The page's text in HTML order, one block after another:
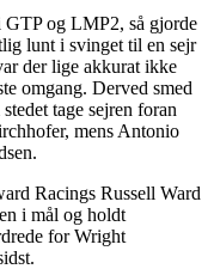
GTP og LMP2, så gjorde
lunt i svinget til en sejr
der lige akkurat ikke
omgang. Derved smed
tage sejren foran
mens Antonio
Racings Russell Ward
i mål og holdt
for Wright